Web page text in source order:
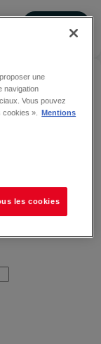
FERRAND
une
navigation
Vous pouvez
».
Mentions
les cookies